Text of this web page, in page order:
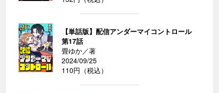
【単話版】配信アンダーマイコントロール
第17話
畳ゆか／著
2024/09/25
110円（税込）